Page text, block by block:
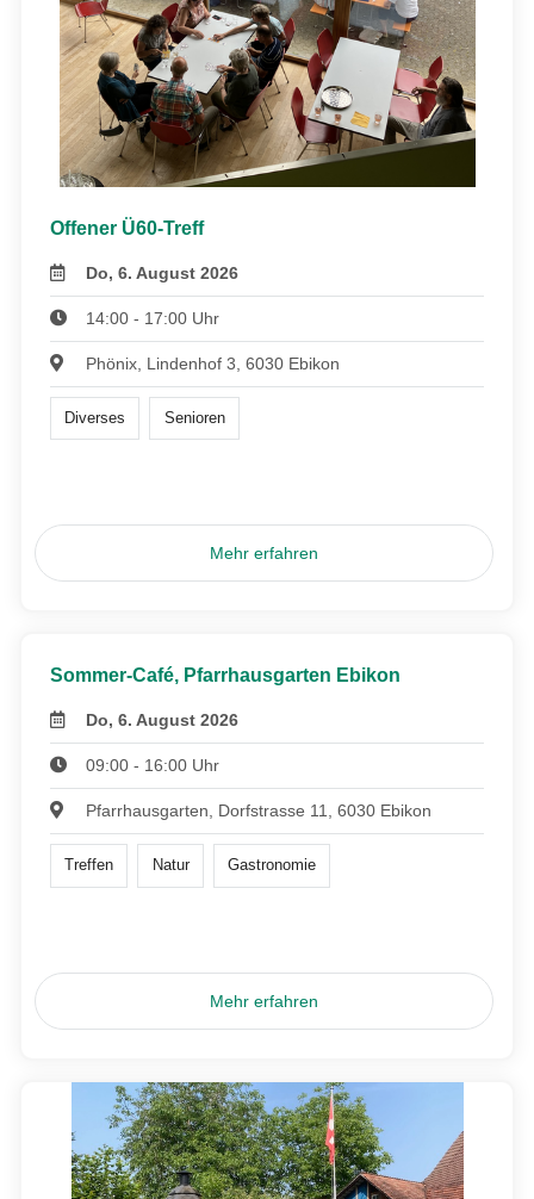
Offener Ü60-Treff
Do, 6. August 2026
14:00 - 17:00 Uhr
Phönix, Lindenhof 3, 6030 Ebikon
Diverses Senioren
Mehr erfahren
Sommer-Café, Pfarrhausgarten Ebikon
Do, 6. August 2026
09:00 - 16:00 Uhr
Pfarrhausgarten, Dorfstrasse 11, 6030 Ebikon
Treffen Natur Gastronomie
Mehr erfahren